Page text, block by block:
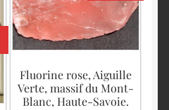
Fluorine rose, Aiguille
Verte, massif du Mont-
Blanc, Haute-Savoie.